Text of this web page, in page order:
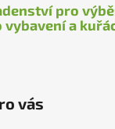
pro
a
vás